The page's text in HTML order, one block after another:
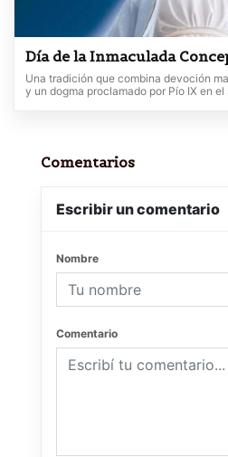
Día de la Inmaculada
Una tradición que combina devoción
y un dogma proclamado por Pío IX en el
Comentarios
Escribir un comentario
Nombre
Comentario